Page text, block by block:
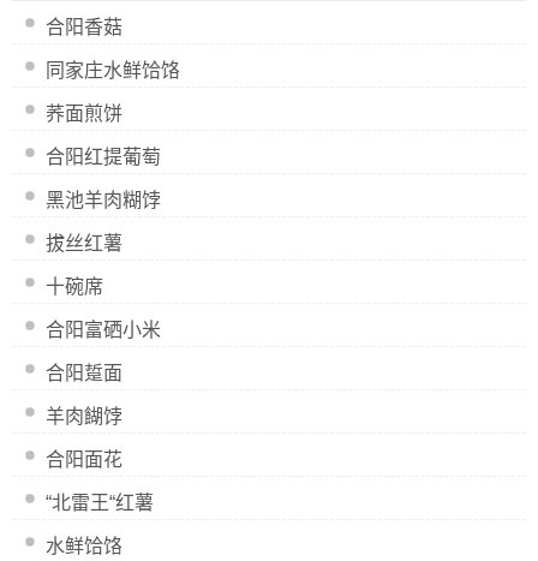
合阳香菇
同家庄水鲜饸饹
荞面煎饼
合阳红提葡萄
黑池羊肉糊饽
拔丝红薯
十碗席
合阳富硒小米
合阳踅面
羊肉餬饽
合阳面花
“北雷王“红薯
水鲜饸饹